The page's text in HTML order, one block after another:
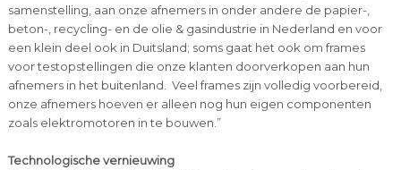
samenstelling, aan onze afnemers in onder andere de papier-,
beton-, recycling- en de olie & gasindustrie in Nederland en voor
een klein deel ook in Duitsland; soms gaat het ook om frames
voor testopstellingen die onze klanten doorverkopen aan hun
afnemers in het buitenland. Veel frames zijn volledig voorbereid,
onze afnemers hoeven er alleen nog hun eigen componenten
zoals elektromotoren in te bouwen.”
Technologische vernieuwing